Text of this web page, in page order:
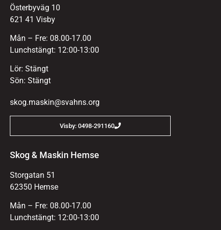
Österbyväg 10
621 41 Visby
Mån – Fre: 08.00-17.00
Lunchstängt: 12:00-13:00
Lör: Stängt
Sön: Stängt
skog.maskin@svahns.org
Visby: 0498-291160
Skog & Maskin Hemse
Storgatan 51
62350 Hemse
Mån – Fre: 08.00-17.00
Lunchstängt: 12:00-13:00